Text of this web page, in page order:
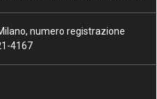
numero registrazione
4167